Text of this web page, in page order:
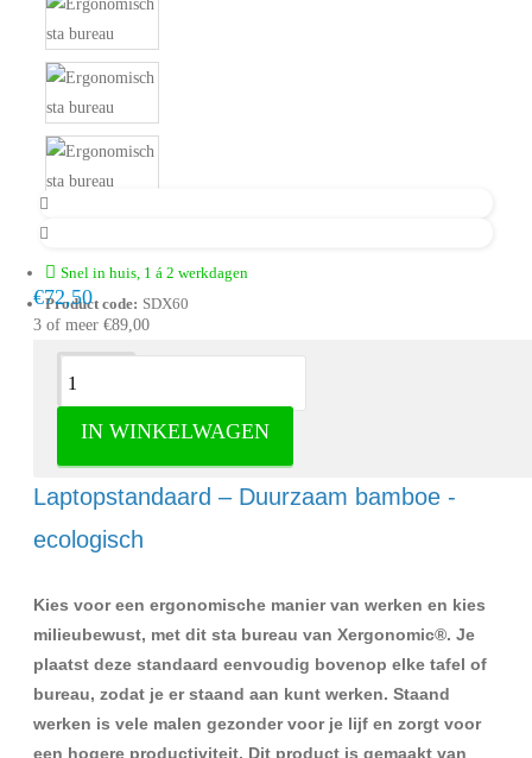
Snel in huis, 1 á 2 werkdagen
Product code: SDX60
€72,50
3 of meer €89,00
IN WINKELWAGEN
Omschrijving
Laptopstandaard – Duurzaam bamboe -
ecologisch
Kies voor een ergonomische manier van werken en kies
milieubewust, met dit sta bureau van Xergonomic®. Je
plaatst deze standaard eenvoudig bovenop elke tafel of
bureau, zodat je er staand aan kunt werken. Staand
werken is vele malen gezonder voor je lijf en zorgt voor
een hogere productiviteit. Dit product is gemaakt van